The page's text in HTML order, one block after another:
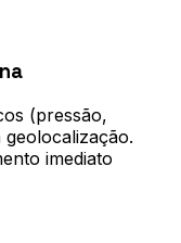
(pressão,
imediato